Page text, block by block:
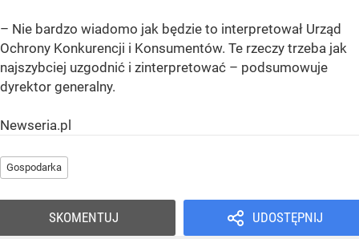
– Nie bardzo wiadomo jak będzie to interpretował Urząd
Ochrony Konkurencji i Konsumentów. Te rzeczy trzeba jak
najszybciej uzgodnić i zinterpretować – podsumowuje
dyrektor generalny.
Newseria.pl
Gospodarka
UDOSTĘPNIJ
SKOMENTUJ